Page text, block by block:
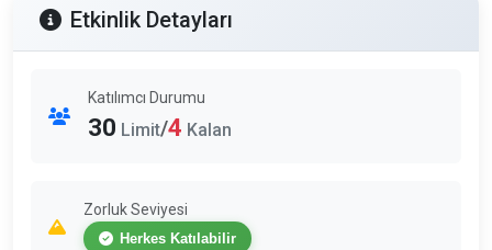
Etkinlik Detayları
Katılımcı Durumu
30 Limit/4 Kalan
Zorluk Seviyesi
Herkes Katılabilir